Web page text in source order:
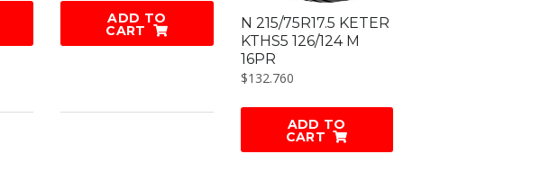
ADD TO
CART
N 215/75R17.5 KETER
KTHS5 126/124 M
16PR
$132.760
ADD TO
CART